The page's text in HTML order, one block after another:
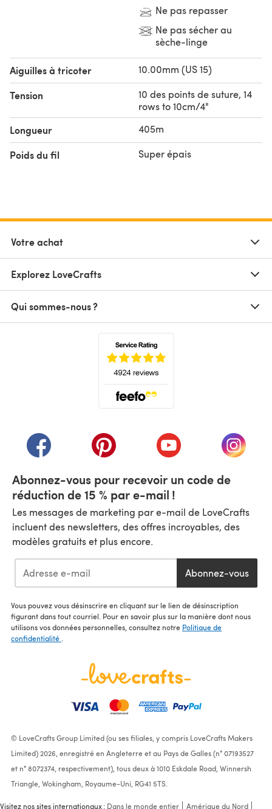
Ne pas repasser
Ne pas sécher au
sèche-linge
Aiguilles à tricoter 10.00mm (US 15)
Tension
10 des points de suture, 14
rows to 10cm/4"
Longueur 405m
Poids du fil Super épais
Votre achat
Explorez LoveCrafts
Qui sommes-nous ?
(s'ouvre dans un nouvel onglet)
(s'ouvre dans un nouvel onglet)
(s'ouvre dans un(s'ouvre
Abonnez-vous pour recevoir un code de
réduction de 15 % par e-mail !
Les messages de marketing par e-mail de LoveCrafts
incluent des newsletters, des offres incroyables, des
modèles gratuits et plus encore.
Abonnez-vous
Vous pouvez vous désinscrire en cliquant sur le lien de désinscription
figurant dans tout courriel. Pour en savoir plus sur la manière dont nous
utilisons vos données personnelles, consultez notre Politique de
confidentialité
© LoveCrafts Group Limited (ou ses filiales, y compris LoveCrafts Makers
Limited) 2026, enregistré en Angleterre et au Pays de Galles (n° 07193527
et n° 8072374, respectivement), tous deux à 1010 Eskdale Road, Winnersh
Triangle, Wokingham, Royaume-Uni, RG41 5TS.
Visitez nos sites internationaux : Dans le monde entier Amérique du Nord